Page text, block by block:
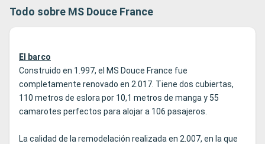
Todo sobre MS Douce France
El barco
Construido en 1.997, el MS Douce France fue
completamente renovado en 2.017. Tiene dos cubiertas,
110 metros de eslora por 10,1 metros de manga y 55
camarotes perfectos para alojar a 106 pasajeros.
La calidad de la remodelación realizada en 2.007, en la que